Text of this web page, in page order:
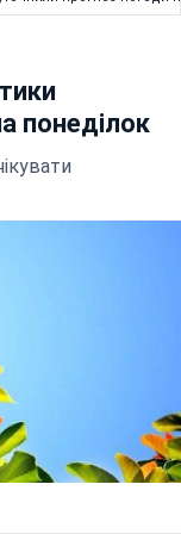
понеділок